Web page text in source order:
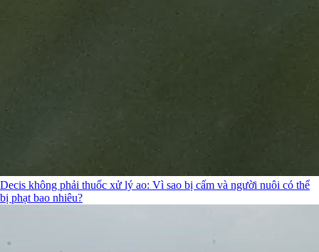
Decis không phải thuốc xử lý ao: Vì sao bị cấm và người nuôi có thể
bị phạt bao nhiêu?